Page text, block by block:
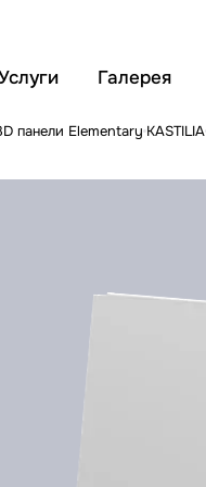
Галерея
панели Elementary KASTILIA